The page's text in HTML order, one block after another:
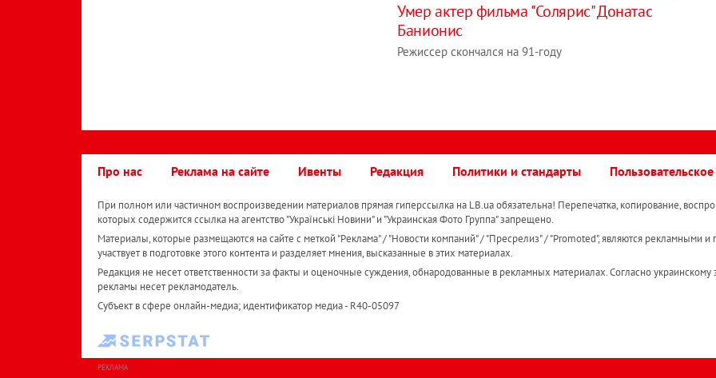
Умер актер фильма "Солярис" Донатас
Банионис
Режиссер скончался на 91-году
Про нас Реклама на сайте Ивенты Редакция Политики и стандарты
При полном или частичном воспроизведении материалов прямая гиперссылка на LB.ua обязательна! Перепечатка, копирование,
которых содержится ссылка на агентство "Українськi Новини" и "Украинская Фото Группа" запрещено.
Материалы, которые размещаются на сайте с меткой "Реклама" / "Новости компаний" / "Пресрелиз" / "Promoted", являются рекламными и
участвует в подготовке этого контента и разделяет мнения, высказанные в этих материалах.
Редакция не несет ответственности за факты и оценочные суждения, обнародованные в рекламных материалах. Согласно украинскому
рекламы несет рекламодатель.
Субъект в сфере онлайн-медиа; идентификатор медиа - R40-05097
РЕКЛАМА